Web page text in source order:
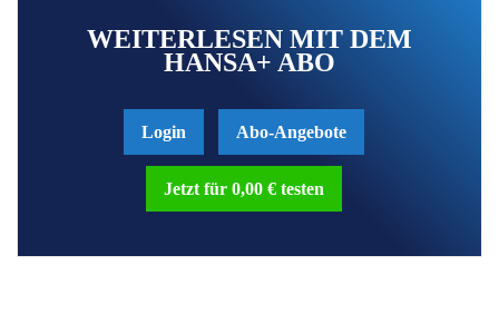
WEITERLESEN MIT DEM
HANSA+ ABO
Login Abo-Angebote
Jetzt für 0,00 € testen